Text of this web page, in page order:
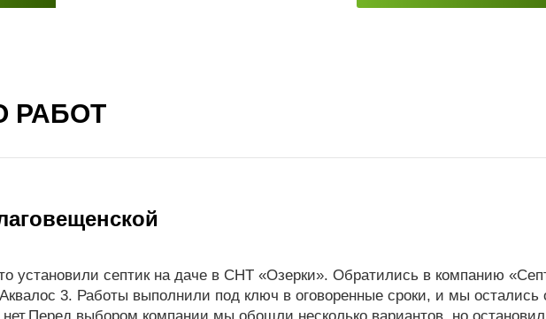
РАБОТ
установили септик на даче в СНТ «Озерки». Обратились в компанию
Аквалос 3. Работы выполнили под ключ в оговоренные сроки, и мы